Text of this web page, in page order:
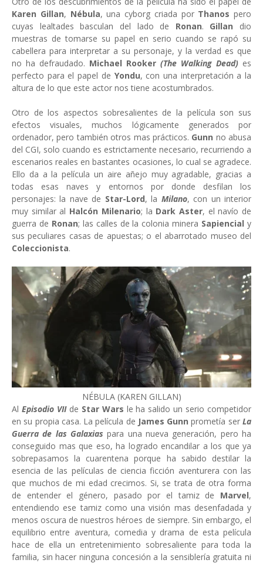
Karen Gillan, Nébula, una cyborg criada por Thanos pero
cuyas lealtades basculan del lado de Ronan. Gillan dio
muestras de tomarse su papel en serio cuando se rapó su
cabellera para interpretar a su personaje, y la verdad es que
no ha defraudado. Michael Rooker (The Walking Dead) es
perfecto para el papel de Yondu, con una interpretación a la
altura de lo que este actor nos tiene acostumbrados.
Otro de los aspectos sobresalientes de la película son sus
efectos visuales, muchos lógicamente generados por
ordenador, pero también otros mas prácticos. Gunn no abusa
del CGI, solo cuando es estrictamente necesario, recurriendo a
escenarios reales en bastantes ocasiones, lo cual se agradece.
Ello da a la película un aire añejo muy agradable, gracias a
todas esas naves y entornos por donde desfilan los
personajes: la nave de Star-Lord, la Milano, con un interior
muy similar al Halcón Milenario; la Dark Aster, el navío de
guerra de Ronan; las calles de la colonia minera Sapiencialy
sus peculiares casas de apuestas; o el abarrotado museo del
Coleccionista.
NÉBULA (KAREN GILLAN)
Al Episodio VIIde Star Wars le ha salido un serio competidor
en su propia casa. La película de James Gunn prometía serLa
Guerra de las Galaxias para una nueva generación, pero ha
conseguido mas que eso, ha logrado encandilar a los que ya
sobrepasamos la cuarentena porque ha sabido destilar la
esencia de las películas de ciencia ficción aventurera con las
que muchos de mi edad crecimos. Si, se trata de otra forma
de entender el género, pasado por el tamiz de Marvel,
entendiendo ese tamiz como una visión mas desenfadada y
menos oscura de nuestros héroes de siempre. Sin embargo, el
equilibrio entre aventura, comedia y drama de esta película
hace de ella un entretenimiento sobresaliente para toda la
familia, sin hacer ninguna concesión a la sensiblería gratuita ni